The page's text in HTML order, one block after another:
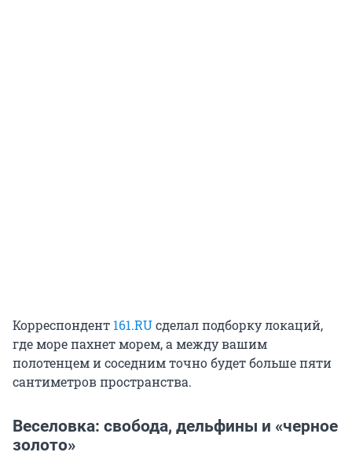
Корреспондент 161.RUсделал подборку локаций,
где море пахнет морем, а между вашим
полотенцем и соседним точно будет больше пяти
сантиметров пространства.
Веселовка: свобода, дельфины и «черное
золото»